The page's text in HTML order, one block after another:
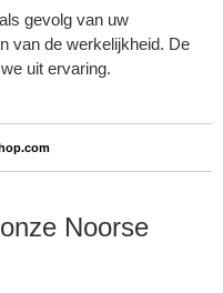
gevolg van uw
van de werkelijkheid. De
uit ervaring.
Noorse